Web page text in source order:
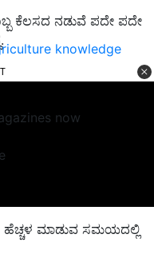
knowledge
now
ಕೆಲಸದ ನಡುವೆ ಪದೇ ಪದೇ
ಹೆಚ್ಚಳ ಮಾಡುವ ಸಮಯದಲ್ಲಿ